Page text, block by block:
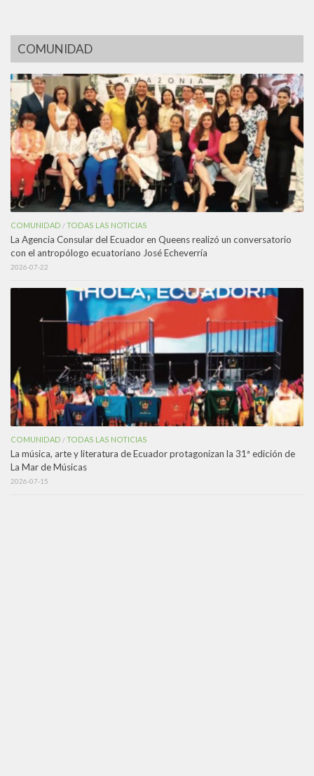
COMUNIDAD
COMUNIDAD /TODAS LAS NOTICIAS
La Agencia Consular del Ecuador en Queens realizó un conversatorio
con el antropólogo ecuatoriano José Echeverría
2026-07-22
COMUNIDAD /TODAS LAS NOTICIAS
La música, arte y literatura de Ecuador protagonizan la 31ª edición de
La Mar de Músicas
2026-07-15